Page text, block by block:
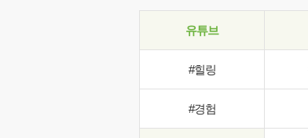
유튜브
#힐링
#경험